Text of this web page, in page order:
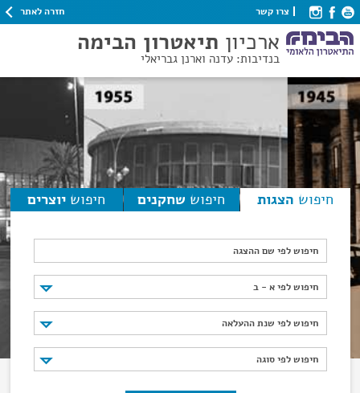
צרו קשר חזרה לאתר
ארכיון תיאטרון הבימה
בנדיבות: עדנה וארנן גבריאלי
חיפוש הצגות חיפוש שחקנים חיפוש יוצרים
חיפוש לפי שם ההצגה
חיפוש לפי א - ב
חיפוש לפי א - ב
חיפוש לפי שנת ההעלאה
חיפוש לפי שנת ההעלאה
חיפוש לפי סוגה
חיפוש לפי סוגה